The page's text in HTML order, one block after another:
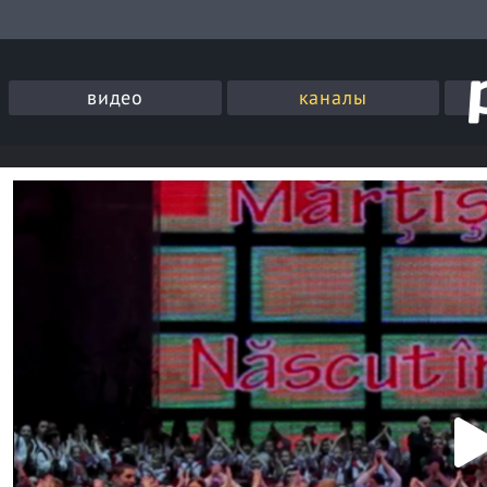
видео каналы
P
l
a